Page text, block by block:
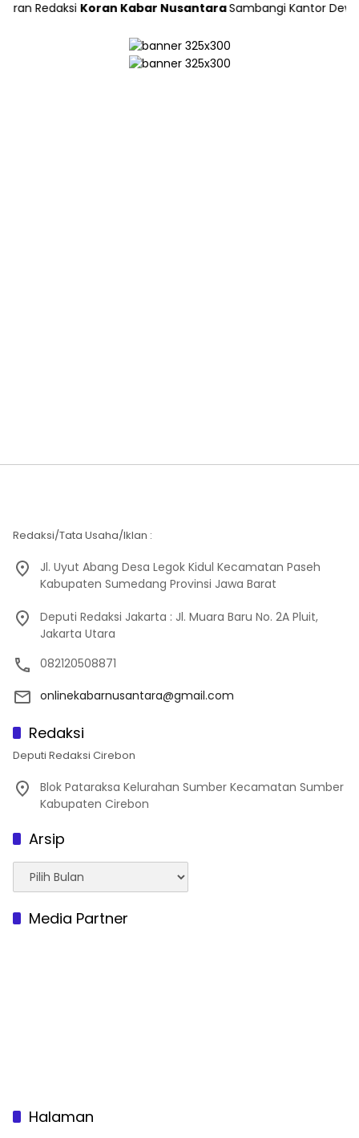
Koran Kabar NusantaraSambangi Kantor Dewan Pers
Redaksi/Tata Usaha/Iklan :
Jl. Uyut Abang Desa Legok Kidul Kecamatan Paseh
Kabupaten Sumedang Provinsi Jawa Barat
Deputi Redaksi Jakarta : Jl. Muara Baru No. 2A Pluit,
Jakarta Utara
082120508871
onlinekabarnusantara@gmail.com
Redaksi
Deputi Redaksi Cirebon
Blok Pataraksa Kelurahan Sumber Kecamatan Sumber
Kabupaten Cirebon
Arsip
Arsip
Media Partner
Halaman